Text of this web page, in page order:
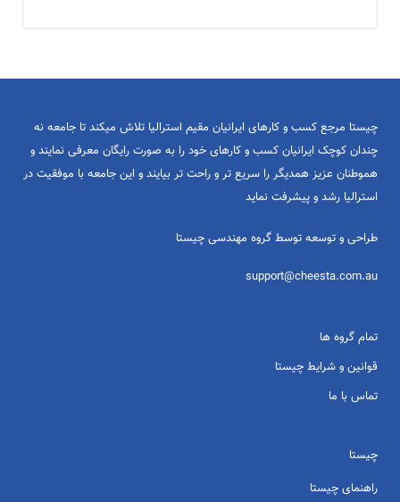
چیستا مرجع کسب و کارهای ایرانیان مقیم استرالیا تلاش میکند تا جامعه نه
چندان کوچک ایرانیان کسب و کارهای خود را به صورت رایگان معرفی نمایند و
هموطنان عزیز همدیگر را سریع تر و راحت تر بیایند و این جامعه با موفقیت در
استرالیا رشد و پیشرفت نماید
طراحی و توسعه توسط گروه مهندسی چیستا
support@cheesta.com.au
تمام گروه ها
قوانین و شرایط چیستا
تماس با ما
چیستا
راهنمای چیستا